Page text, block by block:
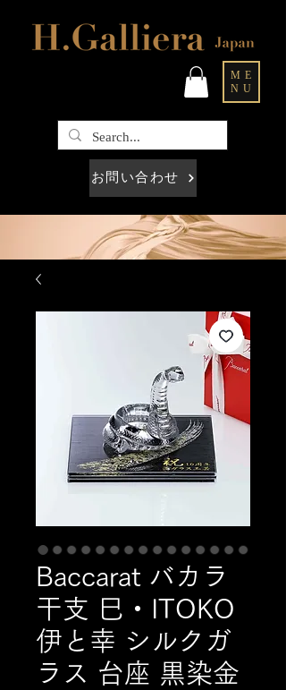
ME
NU
お問い合わせ
Baccarat バカラ
干支 巳・ITOKO
伊と幸 シルクガ
ラス 台座 黒染金